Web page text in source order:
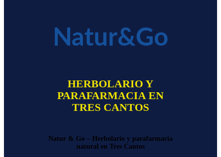
Natur&Go
HERBOLARIO Y
PARAFARMACIA EN
TRES CANTOS
Natur & Go – Herbolario y parafarmacia
natural en Tres Cantos